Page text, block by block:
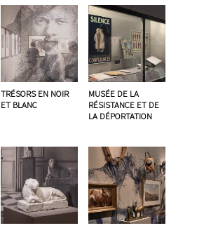
TRÉSORS EN NOIR
ET BLANC
MUSÉE DE LA
RÉSISTANCE ET DE
LA DÉPORTATION